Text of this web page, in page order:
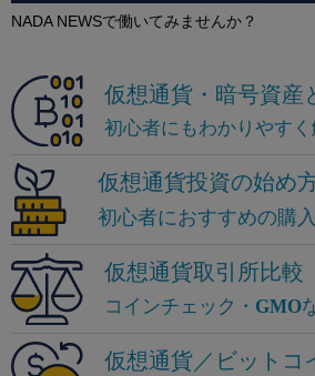
NADA NEWSで働いてみませんか？